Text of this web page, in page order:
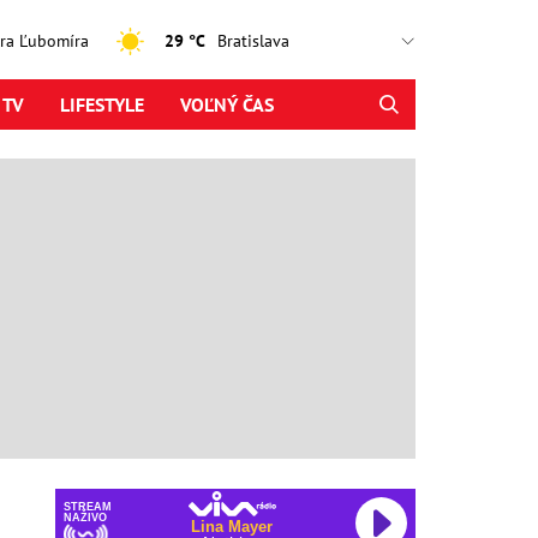
Ľubomíra 29 °C
LIFESTYLE VOĽNÝ ČAS
STREAM
NAŽIVO
Lina Mayer